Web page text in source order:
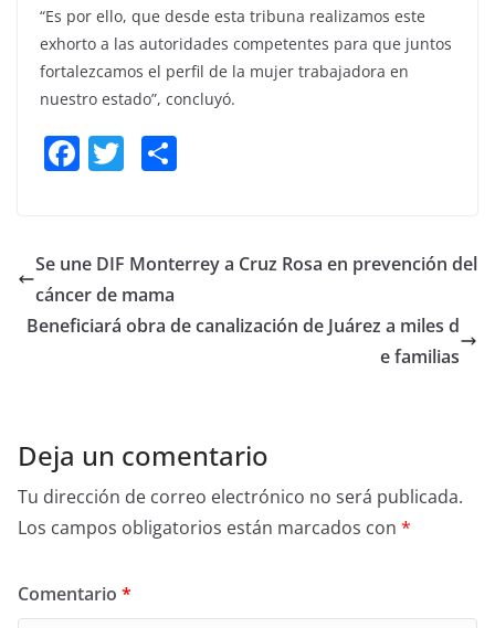
“Es por ello, que desde esta tribuna realizamos este
exhorto a las autoridades competentes para que juntos
fortalezcamos el perfil de la mujer trabajadora en
nuestro estado”, concluyó.
F
e
b
o
T
er e
Se une DIF Monterrey a Cruz Rosa en prevención del
cáncer de mama
Beneficiará obra de canalización de Juárez a miles d
e familias
Deja un comentario
Tu dirección de correo electrónico no será publicada.
Los campos obligatorios están marcados con *
Comentario *